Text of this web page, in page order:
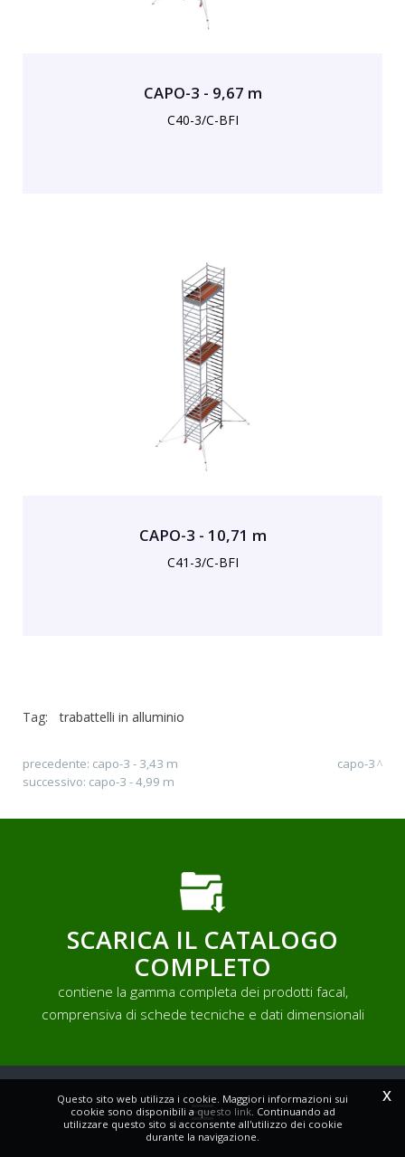
CAPO-3 - 9,67 m
C40-3/C-BFI
CAPO-3 - 10,71 m
C41-3/C-BFI
Tag: trabattelli in alluminio
precedente: capo-3 - 3,43 m
successivo: capo-3 - 4,99 m
capo-3
SCARICA IL CATALOGO
COMPLETO
contiene la gamma completa dei prodotti facal,
comprensiva di schede tecniche e dati dimensionali
x
Questo sito web utilizza i cookie. Maggiori informazioni sui
cookie sono disponibili a questo link. Continuando ad
utilizzare questo sito si acconsente all'utilizzo dei cookie
durante la navigazione.